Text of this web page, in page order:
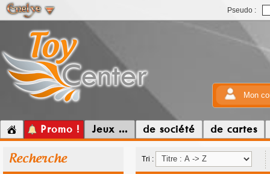
Pseudo :
Mon
Promo ! Jeux ... de société de cartes
Recherche Tri :